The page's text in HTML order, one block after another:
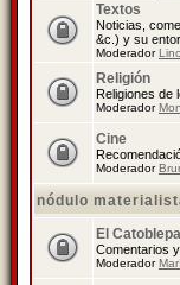
Textos
Noticias,
&c.) y su
Moderador
Religión
Religiones de
Moderador
Cine
Moderador
nódulo
El
Comentarios
Moderador